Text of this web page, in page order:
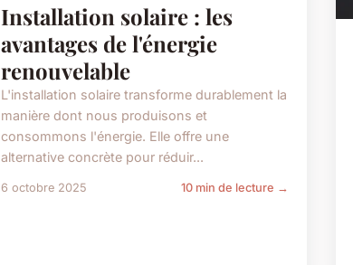
Installation solaire : les
avantages de l'énergie
renouvelable
L'installation solaire transforme durablement la
manière dont nous produisons et
consommons l'énergie. Elle offre une
alternative concrète pour réduir...
6 octobre 2025 10 min de lecture →